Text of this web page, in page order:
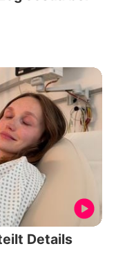
Details